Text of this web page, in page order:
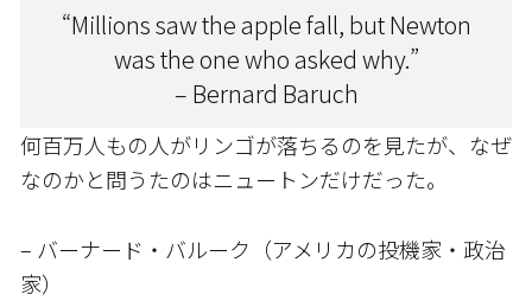
“Millions saw the apple fall, but Newton
was the one who asked why.”
– Bernard Baruch
何百万人もの人がリンゴが落ちるのを見たが、なぜ
なのかと問うたのはニュートンだけだった。
– バーナード・バルーク（アメリカの投機家・政治
家）